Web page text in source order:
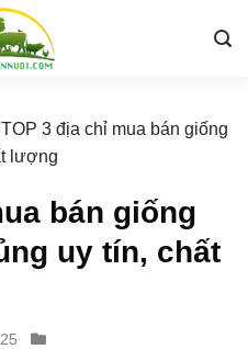
TOP 3 địa chỉ mua bán giống
lượng
bán giống
uy tín, chất